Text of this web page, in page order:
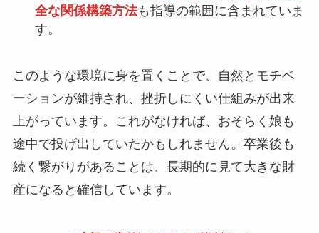
全な関係構築方法も指導の範囲に含まれていま
す。
このような環境に身を置くことで、自然とモチベ
ーションが維持され、挫折しにくい仕組みが出来
上がっています。これがなければ、おそらく娘も
途中で投げ出していたかもしれません。卒業後も
続く繋がりがあることは、長期的に見て大きな財
産になると確信しています。